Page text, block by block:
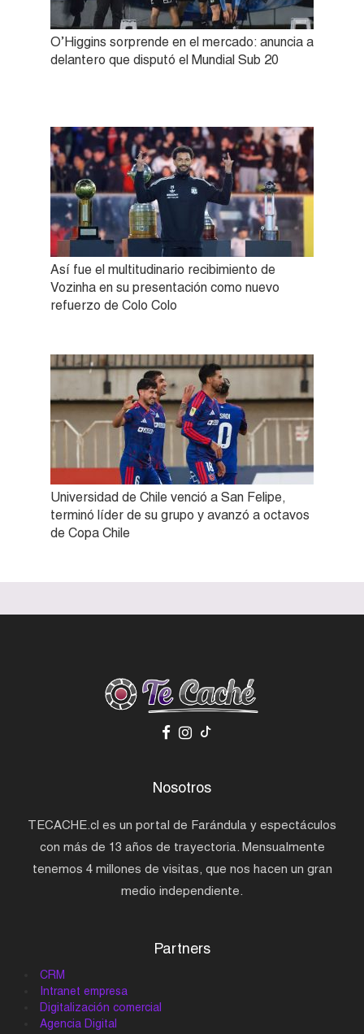
O’Higgins sorprende en el mercado: anuncia a
delantero que disputó el Mundial Sub 20
Así fue el multitudinario recibimiento de
Vozinha en su presentación como nuevo
refuerzo de Colo Colo
Universidad de Chile venció a San Felipe,
terminó líder de su grupo y avanzó a octavos
de Copa Chile
Nosotros
TECACHE.cl es un portal de Farándula y espectáculos
con más de 13 años de trayectoria. Mensualmente
tenemos 4 millones de visitas, que nos hacen un gran
medio independiente.
Partners
CRM
Intranet empresa
Digitalización comercial
Agencia Digital